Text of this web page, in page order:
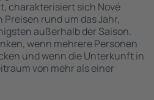
charakterisiert sich Nové
rund um das Jahr,
außerhalb der Saison.
wenn mehrere Personen
und wenn die Unterkunft in
von mehr als einer